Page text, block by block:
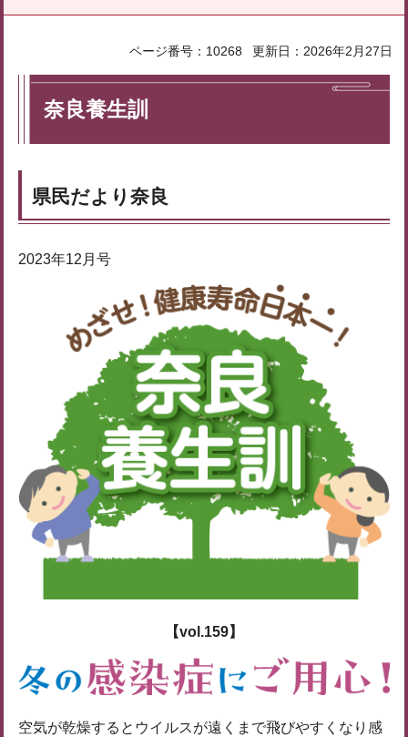
ページ番号：10268 更新日：2026年2月27日
奈良養生訓
県民だより奈良
2023年12月号
【vol.159】
空気が乾燥するとウイルスが遠くまで飛びやすくなり感